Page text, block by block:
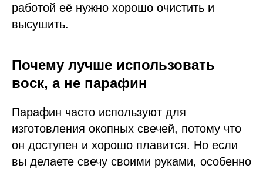
работой её нужно хорошо очистить и
высушить.
Почему лучше использовать
воск, а не парафин
Парафин часто используют для
изготовления окопных свечей, потому что
он доступен и хорошо плавится. Но если
вы делаете свечу своими руками, особенно